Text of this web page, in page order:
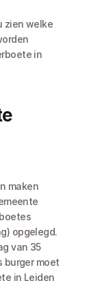
zien welke
in
maken
opgelegd.
van 35
burger moet
in Leiden